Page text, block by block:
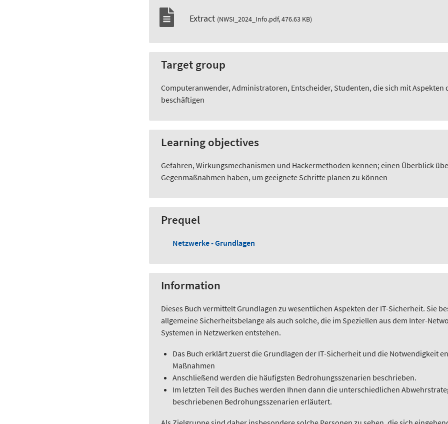
Extract (NWSI_2024_Info.pdf, 476.63 KB)
Target group
Computeranwender, Administratoren, Entscheider, Studenten, die sich mit Aspekten
beschäftigen
Learning objectives
Gefahren, Wirkungsmechanismen und Hackermethoden kennen; einen Überblick
Gegenmaßnahmen haben, um geeignete Schritte planen zu können
Prequel
Netzwerke - Grundlagen
Information
Dieses Buch vermittelt Grundlagen zu wesentlichen Aspekten der IT-Sicherheit. Sie
allgemeine Sicherheitsbelange als auch solche, die im Speziellen aus dem Inter-
Systemen in Netzwerken entstehen.
Das Buch erklärt zuerst die Grundlagen der IT-Sicherheit und die Notwendigkeit
Maßnahmen
Anschließend werden die häufigsten Bedrohungsszenarien beschrieben.
Im letzten Teil des Buches werden Ihnen dann die unterschiedlichen
beschriebenen Bedrohungsszenarien erläutert.